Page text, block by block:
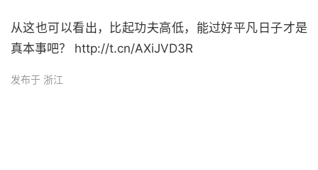
从这也可以看出，比起功夫高低，能过好平凡日子才是
真本事吧？ http://t.cn/AXiJVD3R
发布于 浙江